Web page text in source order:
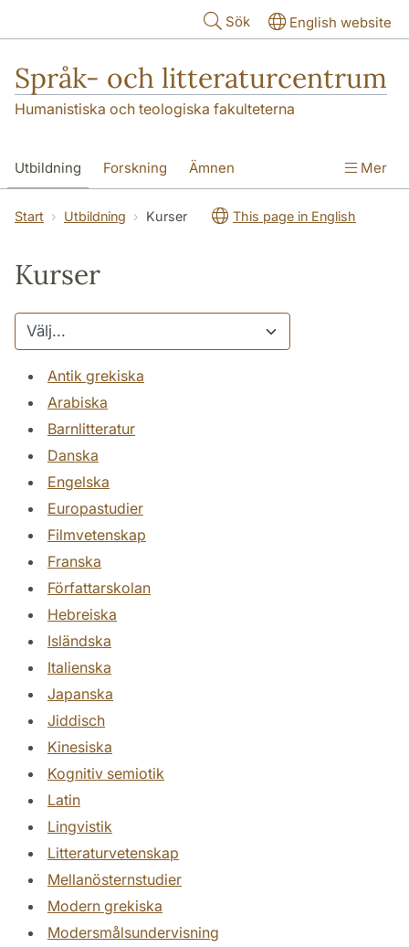
Sök English website
Språk- och litteraturcentrum
Humanistiska och teologiska fakulteterna
Utbildning Forskning Ämnen
SOL-husen Kontakt Institutionen
Mer
Start Utbildning Kurser This page in English
Kurser
Antik grekiska
Arabiska
Barnlitteratur
Danska
Engelska
Europastudier
Filmvetenskap
Franska
Författarskolan
Hebreiska
Isländska
Italienska
Japanska
Jiddisch
Kinesiska
Kognitiv semiotik
Latin
Lingvistik
Litteraturvetenskap
Mellanösternstudier
Modern grekiska
Modersmålsundervisning